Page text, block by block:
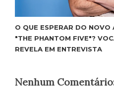
O QUE ESPERAR DO
"THE PHANTOM FIVE"?
REVELA EM ENTREVISTA
Nenhum